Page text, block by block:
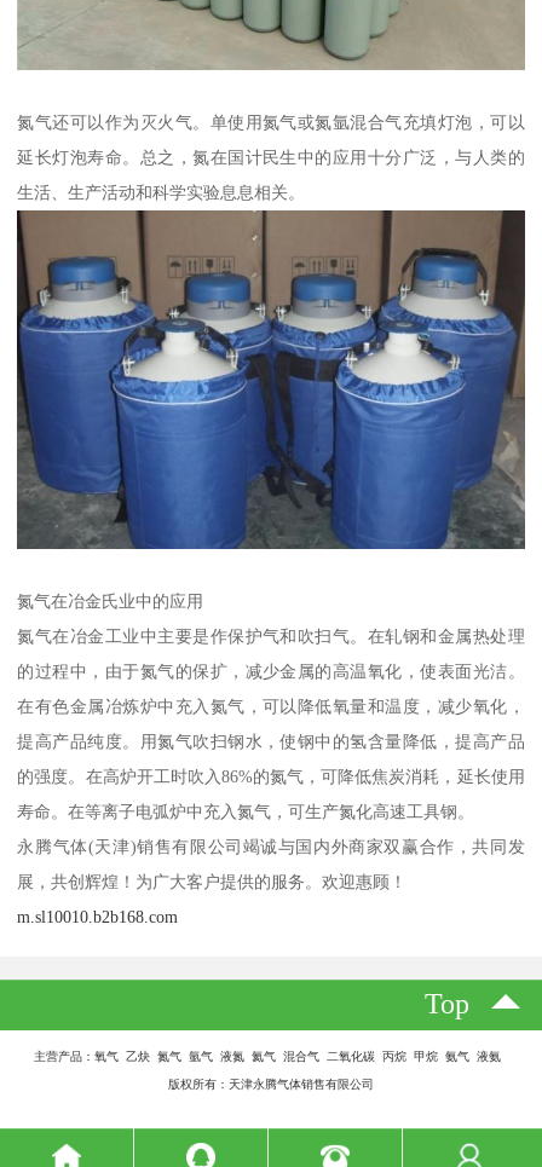
氮气还可以作为灭火气。单使用氮气或氮氩混合气充填灯泡，可以
延长灯泡寿命。总之，氮在国计民生中的应用十分广泛，与人类的
生活、生产活动和科学实验息息相关。
氮气在冶金氏业中的应用
氮气在冶金工业中主要是作保护气和吹扫气。在轧钢和金属热处理
的过程中，由于氮气的保扩，减少金属的高温氧化，使表面光洁。
在有色金属冶炼炉中充入氮气，可以降低氧量和温度，减少氧化，
提高产品纯度。用氮气吹扫钢水，使钢中的氢含量降低，提高产品
的强度。在高炉开工时吹入86%的氮气，可降低焦炭消耗，延长使用
寿命。在等离子电弧炉中充入氮气，可生产氮化高速工具钢。
永腾气体(天津)销售有限公司竭诚与国内外商家双赢合作，共同发
展，共创辉煌！为广大客户提供的服务。欢迎惠顾！
m.sl10010.b2b168.com
Top
主营产品：氧气 乙炔 氮气 氩气 液氮 氦气 混合气 二氧化碳 丙烷 甲烷 氨气 液氨
版权所有：天津永腾气体销售有限公司